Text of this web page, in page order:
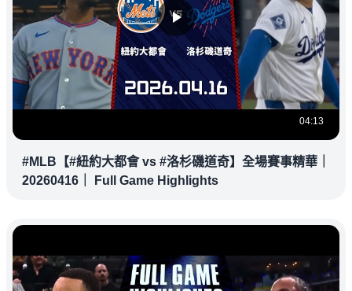
04:13
#MLB【#紐約大都會 vs #洛杉磯道奇】全場賽事精華｜
20260416｜ Full Game Highlights